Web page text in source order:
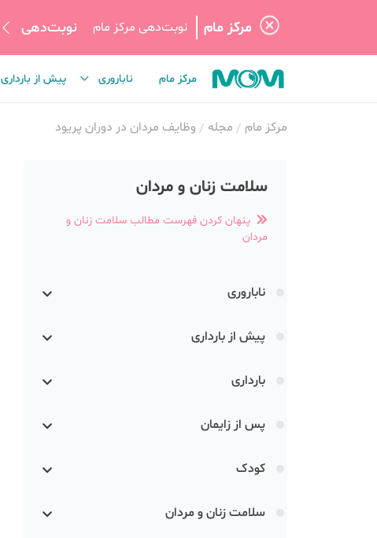
مرکز مام نوبت‌دهی مرکز مام نوبت‌دهی
مرکز مام ناباروری پیش از بارداری
مرکز مام مجله وظایف مردان در دوران پریود
سلامت زنان و مردان
پنهان کردن فهرست مطالب سلامت زنان و
مردان
ناباروری
پیش از بارداری
بارداری
پس از زایمان
کودک
سلامت زنان و مردان